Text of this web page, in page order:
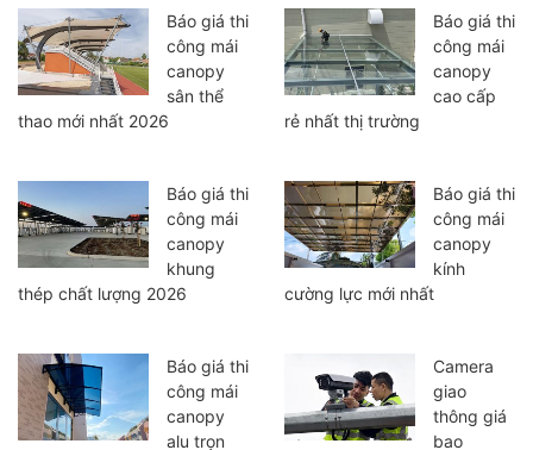
Báo giá thi
công mái
canopy
sân thể
thao mới nhất 2026
Báo giá thi
công mái
canopy
cao cấp
rẻ nhất thị trường
Báo giá thi
công mái
canopy
khung
thép chất lượng 2026
Báo giá thi
công mái
canopy
kính
cường lực mới nhất
Báo giá thi
công mái
canopy
alu trọn
Camera
giao
thông giá
bao